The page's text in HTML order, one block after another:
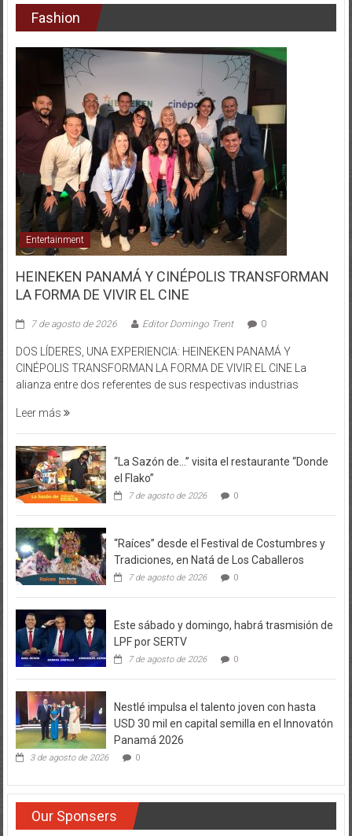
Fashion
Entertainment
HEINEKEN PANAMÁ Y CINÉPOLIS TRANSFORMAN
LA FORMA DE VIVIR EL CINE
7 de agosto de 2026 Editor Domingo Trent 0
DOS LÍDERES, UNA EXPERIENCIA: HEINEKEN PANAMÁ Y
CINÉPOLIS TRANSFORMAN LA FORMA DE VIVIR EL CINE La
alianza entre dos referentes de sus respectivas industrias
Leer más
“La Sazón de…” visita el restaurante “Donde
el Flako”
7 de agosto de 2026 0
“Raíces” desde el Festival de Costumbres y
Tradiciones, en Natá de Los Caballeros
7 de agosto de 2026 0
Este sábado y domingo, habrá trasmisión de
LPF por SERTV
7 de agosto de 2026 0
Nestlé impulsa el talento joven con hasta
USD 30 mil en capital semilla en el Innovatón
Panamá 2026
3 de agosto de 2026 0
Our Sponsers